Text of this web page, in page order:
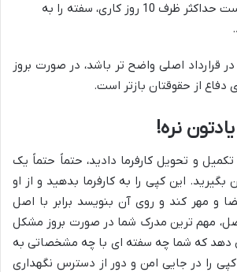
کارفرما موظف است حداکثر ظرف 10 روز کاری، سفته را به
قرارداد اصلی واضح تر باشد، در صورت بروز
دفاع از حقوقتان بازتر است.
نره!
تکمیل و تحویل کارفرما دادید، حتماً حتماً یک
بگیرید. این کپی را به کارفرما بدهید و از او
و مهر کند و روی آن بنویسد برابر با اصل
مهم ترین مدرک شما در صورت بروز مشکل
دهد که شما چه سفته ای با چه مشخصاتی به
کپی را در جایی امن و دور از دسترس نگهداری